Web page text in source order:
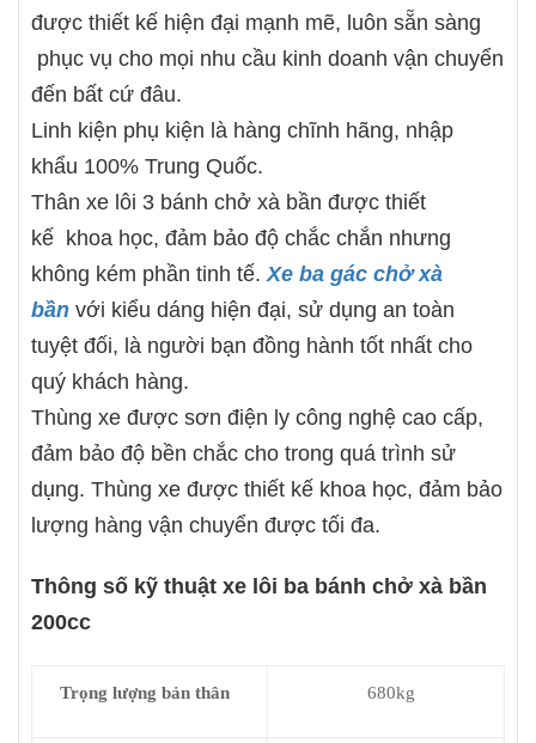
được thiết kế hiện đại mạnh mẽ, luôn sẵn sàng
phục vụ cho mọi nhu cầu kinh doanh vận chuyển
đến bất cứ đâu.
Linh kiện phụ kiện là hàng chĩnh hãng, nhập
khẩu 100% Trung Quốc.
Thân xe lôi 3 bánh chở xà bần được thiết
kế khoa học, đảm bảo độ chắc chắn nhưng
không kém phần tinh tế.Xe ba gác chở xà
bần với kiểu dáng hiện đại, sử dụng an toàn
tuyệt đối, là người bạn đồng hành tốt nhất cho
quý khách hàng.
Thùng xe được sơn điện ly công nghệ cao cấp,
đảm bảo độ bền chắc cho trong quá trình sử
dụng. Thùng xe được thiết kế khoa học, đảm bảo
lượng hàng vận chuyển được tối đa.
Thông số kỹ thuật xe lôi ba bánh chở xà bần
200cc
Trọng lượng bản thân 680kg